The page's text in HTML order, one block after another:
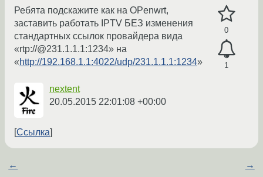
0
1
Ребята подскажите как на OPenwrt,
заставить работать IPTV БЕЗ изменения
стандартных ссылок провайдера вида
«rtp://@231.1.1.1:1234» на
«http://192.168.1.1:4022/udp/231.1.1.1:1234»
nextent
20.05.2015 22:01:08 +00:00
Ссылка
← →